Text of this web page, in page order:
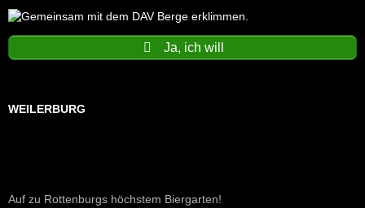
Ja, ich will
WEILERBURG
Auf zu Rottenburgs höchstem Biergarten!